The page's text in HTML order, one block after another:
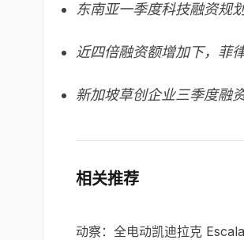
东南亚一季度科技融资规
近四倍融资额增加下，菲
新加坡草创企业三季度融
相关推荐
动察：全电动凯迪拉克